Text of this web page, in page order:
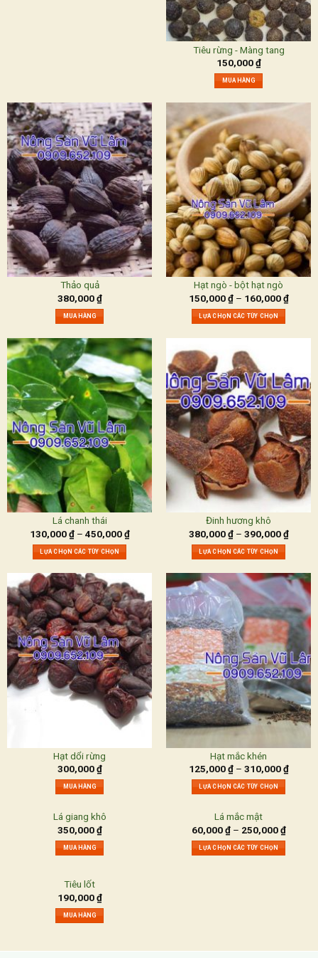
Tiêu rừng - Màng tang
150,000₫
MUA HÀNG
Thảo quả
380,000₫
MUA HÀNG
Hạt ngò - bột hạt ngò
150,000₫– 160,000₫
LỰA CHỌN CÁC TÙY CHỌN
Lá chanh thái
130,000₫– 450,000₫
LỰA CHỌN CÁC TÙY CHỌN
Đinh hương khô
380,000₫– 390,000₫
LỰA CHỌN CÁC TÙY CHỌN
Hạt dổi rừng
300,000₫
MUA HÀNG
Hạt mắc khén
125,000₫– 310,000₫
LỰA CHỌN CÁC TÙY CHỌN
Lá giang khô
350,000₫
MUA HÀNG
Lá mắc mật
60,000₫– 250,000₫
LỰA CHỌN CÁC TÙY CHỌN
Tiêu lốt
190,000₫
MUA HÀNG